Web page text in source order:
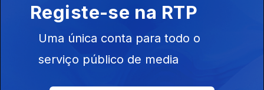
13 nov. 2023
Registe-se na RTP
Uma única conta para todo o
serviço público de media